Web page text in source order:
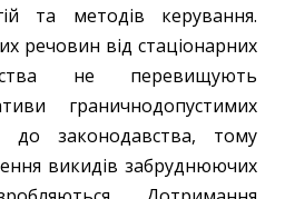
та методів керування.
речовин від стаціонарних
не перевищують
граничнодопустимих
до законодавства, тому
викидів забруднюючих